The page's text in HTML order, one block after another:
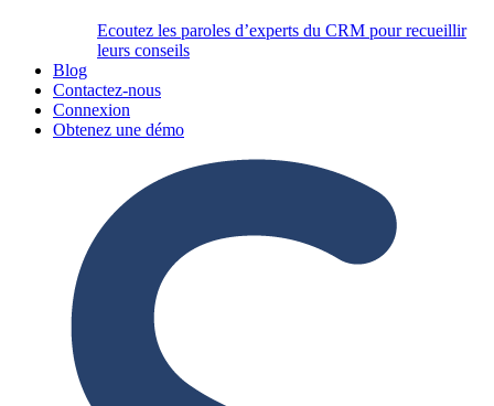
Ecoutez les paroles d’experts du CRM pour recueillir
leurs conseils
Blog
Contactez-nous
Connexion
Obtenez une démo